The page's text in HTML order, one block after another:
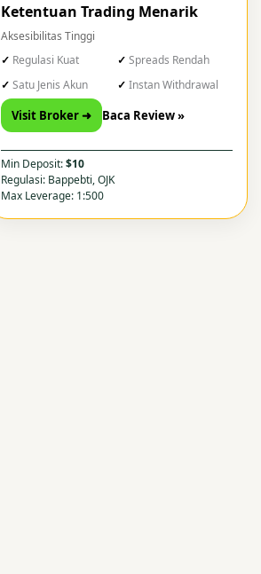
Ketentuan Trading Menarik
Aksesibilitas Tinggi
Regulasi Kuat
Spreads Rendah
Satu Jenis Akun
Instan Withdrawal
Visit Broker ➜ Baca Review »
Min Deposit:$10
Regulasi: Bappebti, OJK
Max Leverage: 1:500